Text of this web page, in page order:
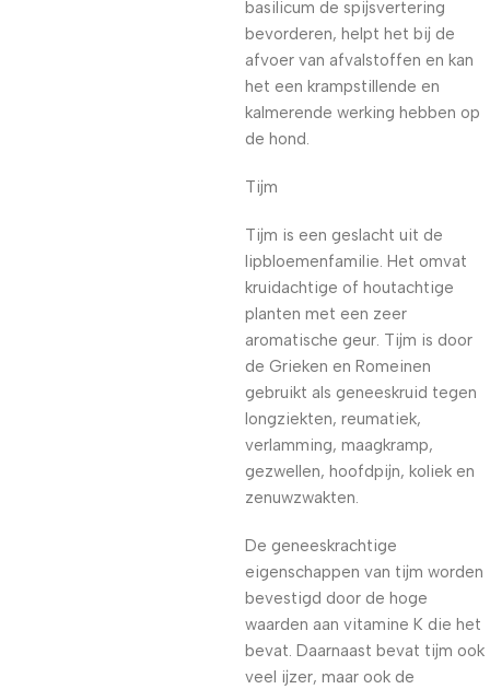
basilicum de spijsvertering
bevorderen, helpt het bij de
afvoer van afvalstoffen en kan
het een krampstillende en
kalmerende werking hebben op
de hond.
Tijm
Tijm is een geslacht uit de
lipbloemenfamilie. Het omvat
kruidachtige of houtachtige
planten met een zeer
aromatische geur. Tijm is door
de Grieken en Romeinen
gebruikt als geneeskruid tegen
longziekten, reumatiek,
verlamming, maagkramp,
gezwellen, hoofdpijn, koliek en
zenuwzwakten.
De geneeskrachtige
eigenschappen van tijm worden
bevestigd door de hoge
waarden aan vitamine K die het
bevat. Daarnaast bevat tijm ook
veel ijzer, maar ook de